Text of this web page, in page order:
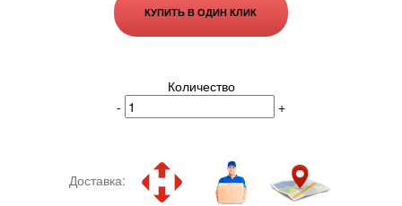
КУПИТЬ В ОДИН КЛИК
Количество
-
+
Доставка: